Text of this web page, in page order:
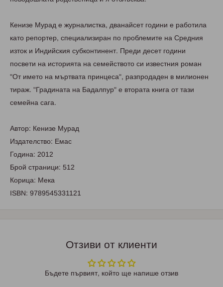
Кенизе Мурад е журналистка, дванайсет години е работила
като репортер, специализиран по проблемите на Средния
изток и Индийския субконтинент. Преди десет години
посвети на историята на семейството си известния роман
"От името на мъртвата принцеса", разпродаден в милионен
тираж. "Градината на Бадалпур" е втората книга от тази
семейна сага.
Автор: Кенизе Мурад
Издателство: Емас
Година: 2012
Брой страници: 512
Корица: Мека
ISBN: 9789545331121
Отзиви от клиенти
Бъдете първият, който ще напише отзив